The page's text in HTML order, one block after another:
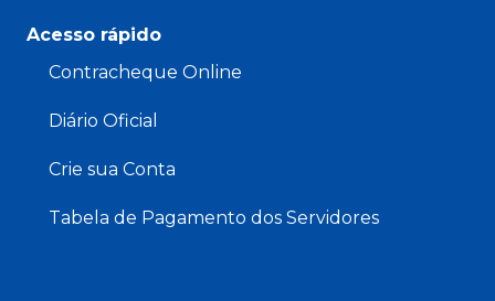
Acesso rápido
Contracheque Online
Diário Oficial
Crie sua Conta
Tabela de Pagamento dos Servidores